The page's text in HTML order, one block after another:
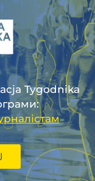
Tygodnika